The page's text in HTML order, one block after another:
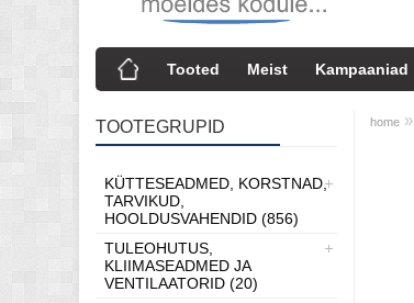
Tooted Meist Kampaaniad
TOOTEGRUPID
KÜTTESEADMED, KORSTNAD,
TARVIKUD,
HOOLDUSVAHENDID (856)
TULEOHUTUS,
KLIIMASEADMED JA
VENTILAATORID (20)
home »